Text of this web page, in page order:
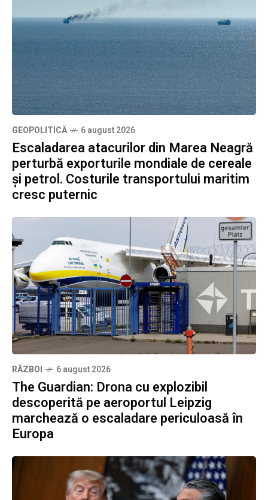
GEOPOLITICĂ 6 august 2026
Escaladarea atacurilor din Marea Neagră
perturbă exporturile mondiale de cereale
și petrol. Costurile transportului maritim
cresc puternic
RĂZBOI 6 august 2026
The Guardian: Drona cu explozibil
descoperită pe aeroportul Leipzig
marchează o escaladare periculoasă în
Europa